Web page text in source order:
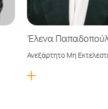
Έλενα
Ανεξάρτητο Μη